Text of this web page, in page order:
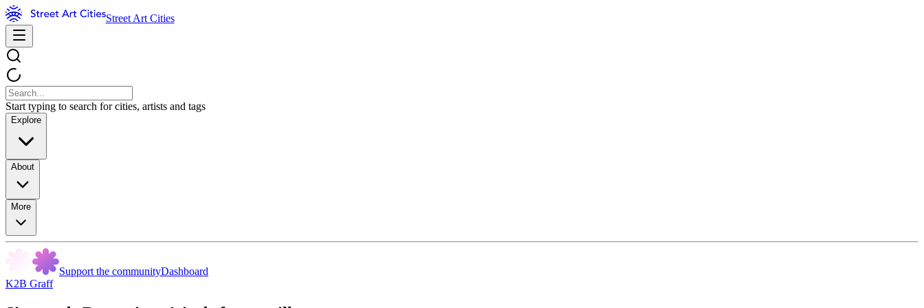
Street Art Cities
Start typing to search for cities, artists and tags
Explore
About
More
Support the communityDashboard
K2B Graff